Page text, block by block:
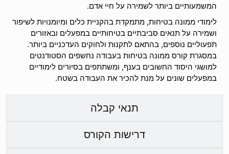
תנאי קבלה
דרישות הקורס
המשמעותיים ביותר לשמירה על חיי אדם.
לימודי ממונה בטיחות, מתמקדת בהקניית כלים ומיומנויות לשיפור
ושמירה על תנאים סביבתיים בטיחותיים במפעלים ובאזורים
תפעוליים נוספים, בהתאם לתקנות ולחוקים העדכניים ביותר.
במסגרת קורס ממונה בטיחות בעבודה נחשפים הסטודנטים
למושגי היסוד החשובים בענף, ומשתתפים בסיורים לימודיים
במפעלים שונים על מנת להכיר את העבודה בשטח.